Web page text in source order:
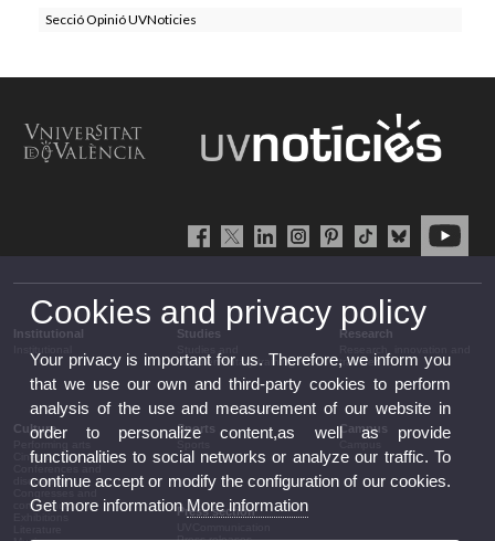
Secció Opinió UVNoticies
Institutional Studies
complementary training
Research
transfer
Culture
Cinema
discussion
conferences
Sports Campus
Press section
Cookies and privacy policy
Your privacy is important for us. Therefore, we inform you
that we use our own and third-party cookies to perform
analysis of the use and measurement of our website in
order to personalize content,as well as provide
functionalities to social networks or analyze our traffic. To
continue accept or modify the configuration of our cookies.
Get more informationMore information